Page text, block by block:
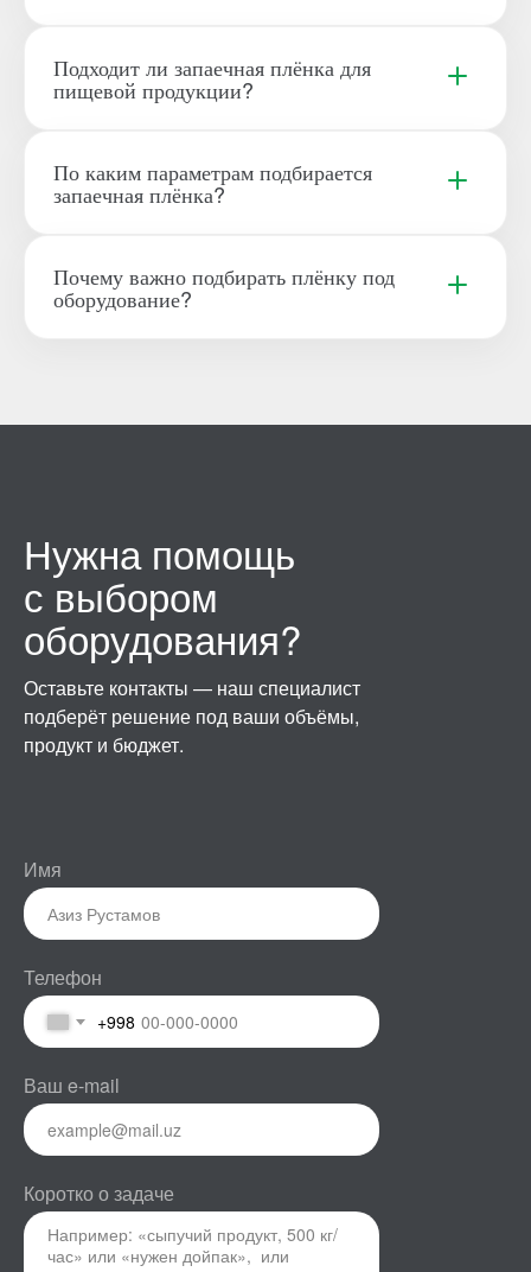
Подходит ли запаечная плёнка для
пищевой продукции?
По каким параметрам подбирается
запаечная плёнка?
Почему важно подбирать плёнку под
оборудование?
Оставьте контакты — наш специалист
подберёт решение под ваши объёмы,
продукт и бюджет.
Нужна помощь
с выбором
оборудования?
Имя
Телефон
+998
Ваш e-mail
Коротко о задаче